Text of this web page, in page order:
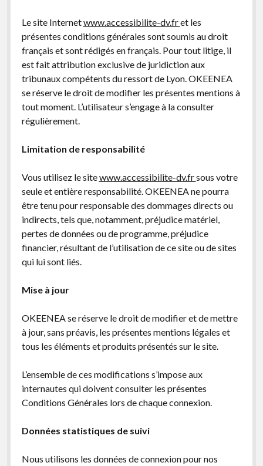
Le site Internetwww.accessibilite-dv.fret les
présentes conditions générales sont soumis au droit
français et sont rédigés en français. Pour tout litige, il
est fait attribution exclusive de juridiction aux
tribunaux compétents du ressort de Lyon. OKEENEA
se réserve le droit de modifier les présentes mentions à
tout moment. L’utilisateur s’engage à la consulter
régulièrement.
Limitation de responsabilité
Vous utilisez le sitewww.accessibilite-dv.frsous votre
seule et entière responsabilité. OKEENEA ne pourra
être tenu pour responsable des dommages directs ou
indirects, tels que, notamment, préjudice matériel,
pertes de données ou de programme, préjudice
financier, résultant de l’utilisation de ce site ou de sites
qui lui sont liés.
Mise à jour
OKEENEA se réserve le droit de modifier et de mettre
à jour, sans préavis, les présentes mentions légales et
tous les éléments et produits présentés sur le site.
L’ensemble de ces modifications s’impose aux
internautes qui doivent consulter les présentes
Conditions Générales lors de chaque connexion.
Données statistiques de suivi
Nous utilisons les données de connexion pour nos